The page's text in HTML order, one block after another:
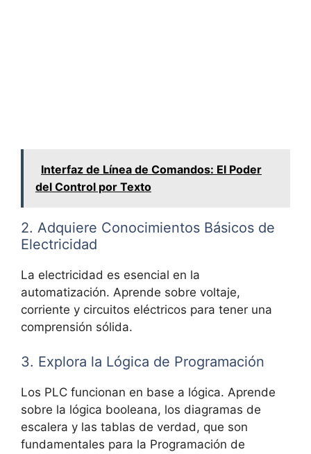
Interfaz de Línea de Comandos: El Poder
del Control por Texto
2. Adquiere Conocimientos Básicos de
Electricidad
La electricidad es esencial en la
automatización. Aprende sobre voltaje,
corriente y circuitos eléctricos para tener una
comprensión sólida.
3. Explora la Lógica de Programación
Los PLC funcionan en base a lógica. Aprende
sobre la lógica booleana, los diagramas de
escalera y las tablas de verdad, que son
fundamentales para la Programación de